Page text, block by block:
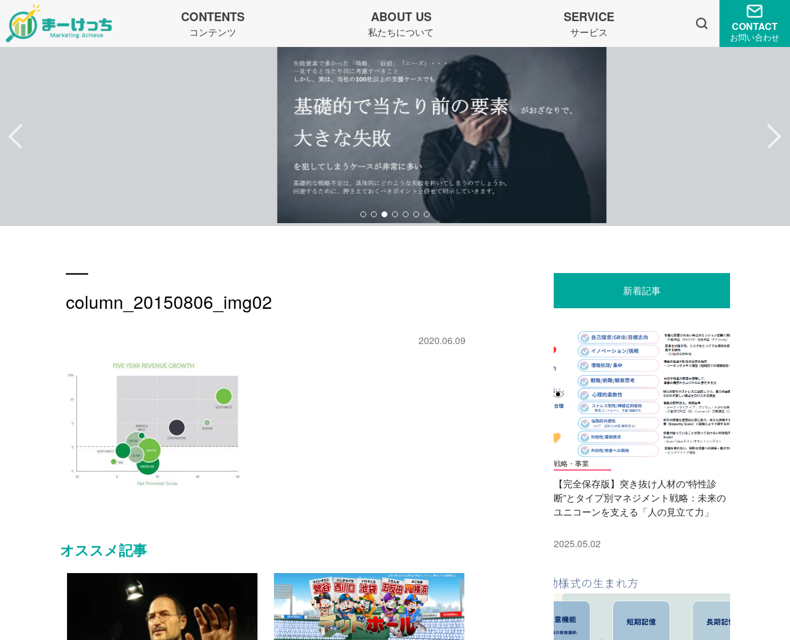
CONTENTS
コンテンツ
ABOUT US
私たちについて
SERVICE
サービス CONTACT
お問い合わせ
column_20150806_img02
2020.06.09
オススメ記事
新着記事
戦略・事業
【完全保存版】突き抜け人材の“特性診
断”とタイプ別マネジメント戦略：未来の
ユニコーンを支える「人の見立て力」
2025.05.02